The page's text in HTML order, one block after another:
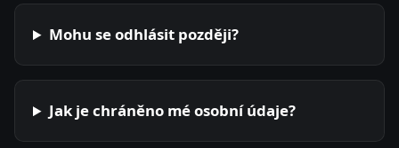
Mohu se odhlásit později?
Jak je chráněno mé osobní údaje?